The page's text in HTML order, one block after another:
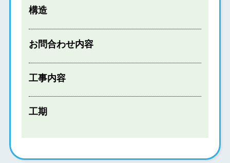
構造
お問合わせ内容
工事内容
工期